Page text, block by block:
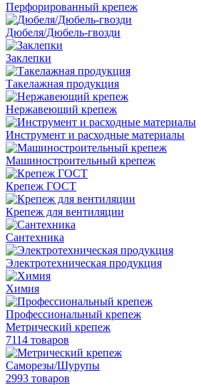
Перфорированный крепеж
Дюбеля/Дюбель-гвозди
Заклепки
Такелажная продукция
Нержавеющий крепеж
Инструмент и расходные материалы
Машиностроительный крепеж
Крепеж ГОСТ
Крепеж для вентиляции
Сантехника
Электротехническая продукция
Химия
Профессиональный крепеж
Метрический крепеж
7114 товаров
Саморезы/Шурупы
2993 товаров